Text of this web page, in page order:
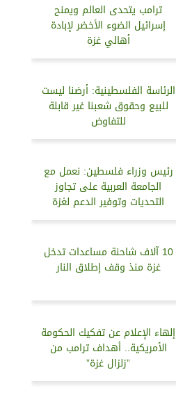
ترامب يتحدى العالم ويمنح
إسرائيل الضوء الأخضر لإبادة
أهالي غزة
الرئاسة الفلسطينية: أرضنا ليست
للبيع وحقوق شعبنا غير قابلة
للتفاوض
رئيس وزراء فلسطين: نعمل مع
الجامعة العربية على تجاوز
التحديات وتوفير الدعم لغزة
10 آلاف شاحنة مساعدات تدخل
غزة منذ وقف إطلاق النار
إلهاء الإعلام عن تفكيك الحكومة
الأمريكية.. أهداف ترامب من
”زلزال غزة”